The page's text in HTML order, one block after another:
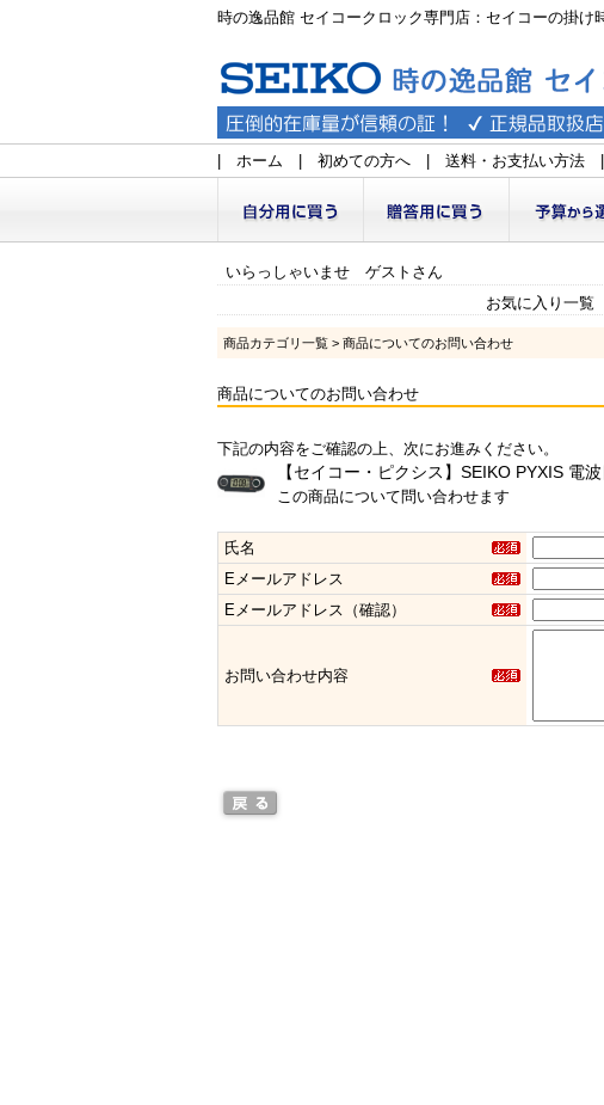
時の逸品館 セイコークロック専門店：セイコーの掛け
ホーム 初めての方へ 送料・お支払い方法
いらっしゃいませ ゲストさん
お気に入り一覧
商品カテゴリ一覧 > 商品についてのお問い合わせ
商品についてのお問い合わせ
下記の内容をご確認の上、次にお進みください。
【セイコー・ピクシス】SEIKO PYXIS 電
この商品について問い合わせます
氏名
Eメールアドレス
Eメールアドレス（確認）
お問い合わせ内容